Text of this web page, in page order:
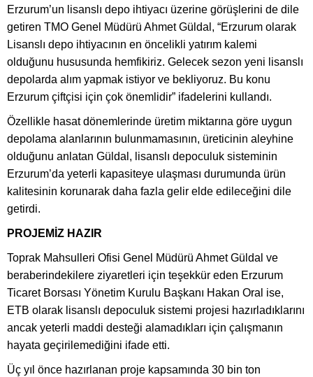
Erzurum’un lisanslı depo ihtiyacı üzerine görüşlerini de dile
getiren TMO Genel Müdürü Ahmet Güldal, “Erzurum olarak
Lisanslı depo ihtiyacının en öncelikli yatırım kalemi
olduğunu hususunda hemfikiriz. Gelecek sezon yeni lisanslı
depolarda alım yapmak istiyor ve bekliyoruz. Bu konu
Erzurum çiftçisi için çok önemlidir” ifadelerini kullandı.
Özellikle hasat dönemlerinde üretim miktarına göre uygun
depolama alanlarının bulunmamasının, üreticinin aleyhine
olduğunu anlatan Güldal, lisanslı depoculuk sisteminin
Erzurum’da yeterli kapasiteye ulaşması durumunda ürün
kalitesinin korunarak daha fazla gelir elde edileceğini dile
getirdi.
PROJEMİZ HAZIR
Toprak Mahsulleri Ofisi Genel Müdürü Ahmet Güldal ve
beraberindekilere ziyaretleri için teşekkür eden Erzurum
Ticaret Borsası Yönetim Kurulu Başkanı Hakan Oral ise,
ETB olarak lisanslı depoculuk sistemi projesi hazırladıklarını
ancak yeterli maddi desteği alamadıkları için çalışmanın
hayata geçirilemediğini ifade etti.
Üç yıl önce hazırlanan proje kapsamında 30 bin ton